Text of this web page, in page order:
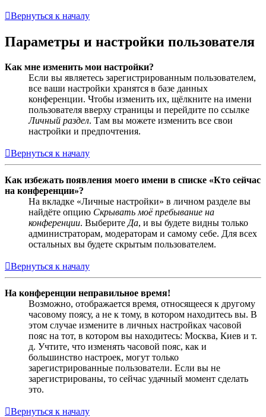
Вернуться к началу
Параметры и настройки пользователя
Как мне изменить мои настройки?
Если вы являетесь зарегистрированным пользователем,
все ваши настройки хранятся в базе данных
конференции. Чтобы изменить их, щёлкните на имени
пользователя вверху страницы и перейдите по ссылке
Личный раздел. Там вы можете изменить все свои
настройки и предпочтения.
Вернуться к началу
Как избежать появления моего имени в списке «Кто сейчас
на конференции»?
На вкладке «Личные настройки» в личном разделе вы
найдёте опцию Скрывать моё пребывание на
конференции. Выберите Да, и вы будете видны только
администраторам, модераторам и самому себе. Для всех
остальных вы будете скрытым пользователем.
Вернуться к началу
На конференции неправильное время!
Возможно, отображается время, относящееся к другому
часовому поясу, а не к тому, в котором находитесь вы. В
этом случае измените в личных настройках часовой
пояс на тот, в котором вы находитесь: Москва, Киев и т.
д. Учтите, что изменять часовой пояс, как и
большинство настроек, могут только
зарегистрированные пользователи. Если вы не
зарегистрированы, то сейчас удачный момент сделать
это.
Вернуться к началу